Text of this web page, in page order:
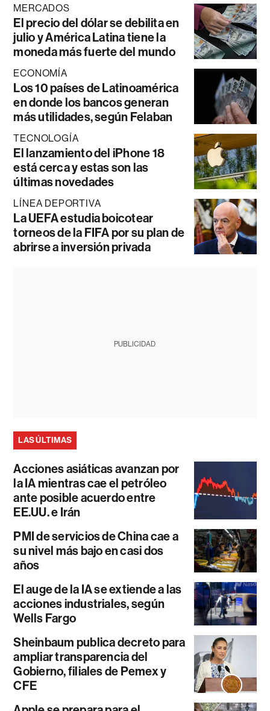
MERCADOS
El precio del dólar se debilita en
julio y América Latina tiene la
moneda más fuerte del mundo
ECONOMÍA
Los 10 países de Latinoamérica
en donde los bancos generan
más utilidades, según Felaban
TECNOLOGÍA
El lanzamiento del iPhone 18
está cerca y estas son las
últimas novedades
LÍNEA DEPORTIVA
La UEFA estudia boicotear
torneos de la FIFA por su plan de
abrirse a inversión privada
PUBLICIDAD
LAS ÚLTIMAS
Acciones asiáticas avanzan por
la IA mientras cae el petróleo
ante posible acuerdo entre
EE.UU. e Irán
PMI de servicios de China cae a
su nivel más bajo en casi dos
años
El auge de la IA se extiende a las
acciones industriales, según
Wells Fargo
Sheinbaum publica decreto para
ampliar transparencia del
Gobierno, filiales de Pemex y
CFE